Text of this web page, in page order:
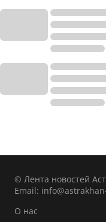
© Лента новостей
Email:
О нас